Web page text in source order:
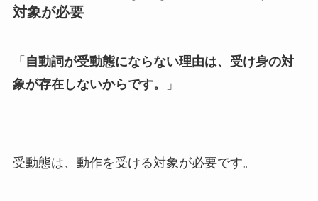
対象が必要
「 自動詞が受動態にならない理由は、受け身の対
象が存在しないからです。
」
受動態は、動作を受ける対象が必要です。